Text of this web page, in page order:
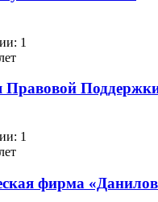
1
Правовой
1
фирма